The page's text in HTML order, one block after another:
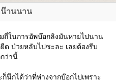
น๊านนาน
ถี่ในการอัพบ๊อกลิงมันหายไปนาน
ป่วยหลับไปซะละ เลยต้องรีบ
ว่านี้
นึกได้ว่าที่ห่างจากบ๊อกไปเพราะ